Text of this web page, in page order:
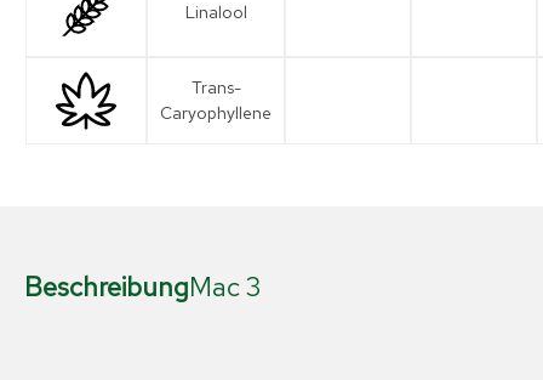
Linalool
Trans-
Caryophyllene
BeschreibungMac 3